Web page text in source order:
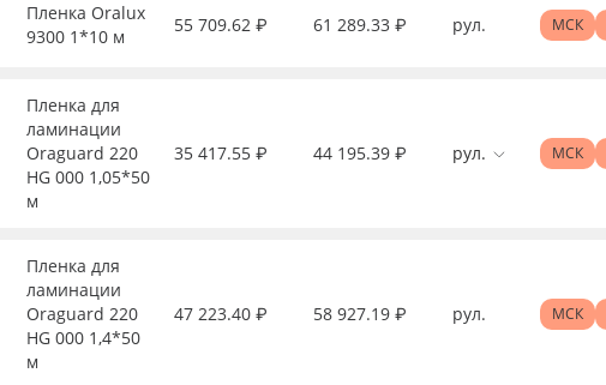
Пленка Oralux
9300 1*10 м
55 709.62 ₽ 61 289.33 ₽ рул. МСК
Пленка для
ламинации
Oraguard 220
HG 000 1,05*50
м
35 417.55 ₽ 44 195.39 ₽ рул. МСК
Пленка для
ламинации
Oraguard 220
HG 000 1,4*50
м
47 223.40 ₽ 58 927.19 ₽ рул. МСК